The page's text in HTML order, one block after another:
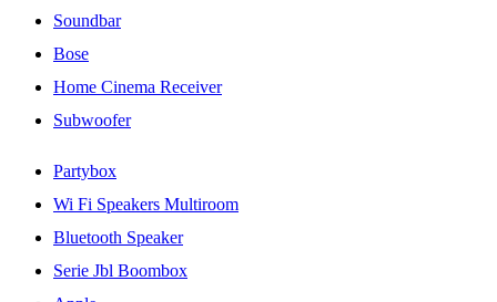
Soundbar
Bose
Home Cinema Receiver
Subwoofer
Partybox
Wi Fi Speakers Multiroom
Bluetooth Speaker
Serie Jbl Boombox